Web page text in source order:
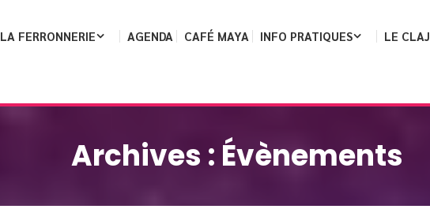
LA FERRONNERIE AGENDA CAFÉ MAYA INFO PRATIQUES LE
Archives : Évènements